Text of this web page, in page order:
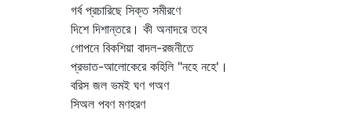
গর্ব প্রচারিছে সিক্ত সমীরণে
দিশে দিশান্তরে। কী অনাদরে তবে
গোপনে বিকশিয়া বাদল-রজনীতে
প্রভাত-আলোকেরে কহিলি "নহে নহে'।
বরিস জল ভমই ঘণ গঅণ
সিঅল পবণ মণহরণ